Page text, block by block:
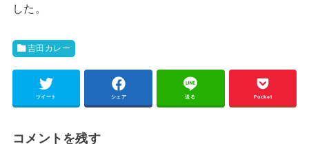
した。
吉田カレー
ツイート シェア 送る Pocket
コメントを残す